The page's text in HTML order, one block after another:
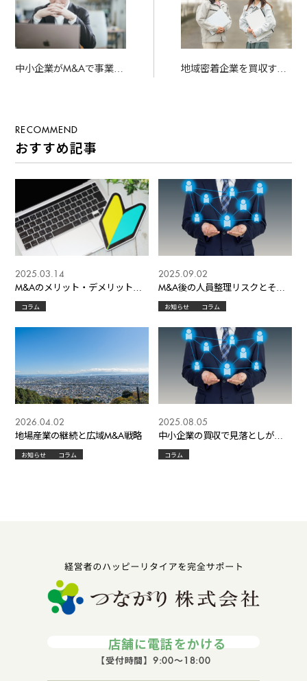
中小企業がM&Aで事業拡 地域密着企業を買収する
RECOMMEND
おすすめ記事
M&Aのメリット・デメリット、
2025.03.14
コラム
M&A後の人員整理リスクとその
2025.09.02
お知らせ コラム
地場産業の継続と広域M&A戦略
2026.04.02
お知らせ コラム
中小企業の買収で見落としがち
2025.08.05
コラム
店舗に電話をかける
【受付時間】9:00～18:00